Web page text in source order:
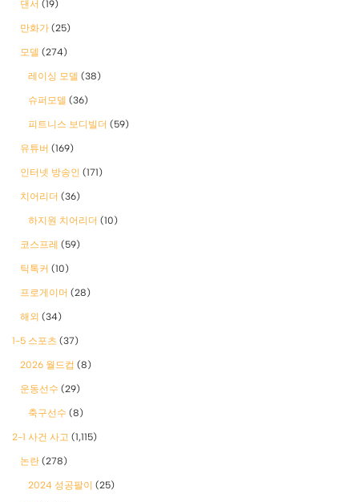
댄서 (19)
만화가 (25)
모델 (274)
레이싱 모델 (38)
슈퍼모델 (36)
피트니스 보디빌더 (59)
유튜버 (169)
인터넷 방송인 (171)
치어리더 (36)
하지원 치어리더 (10)
코스프레 (59)
틱톡커 (10)
프로게이머 (28)
해외 (34)
1-5 스포츠 (37)
2026 월드컵 (8)
운동선수 (29)
축구선수 (8)
2-1 사건 사고 (1,115)
논란 (278)
2024 성공팔이 (25)